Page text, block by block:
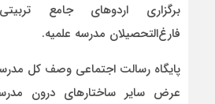
برگزاری اردوهای جامع
فارغ‌التحصیلان مدرسه علمیه.
پایگاه رسالت اجتماعی وصف کل
عرض سایر ساختارهای درون